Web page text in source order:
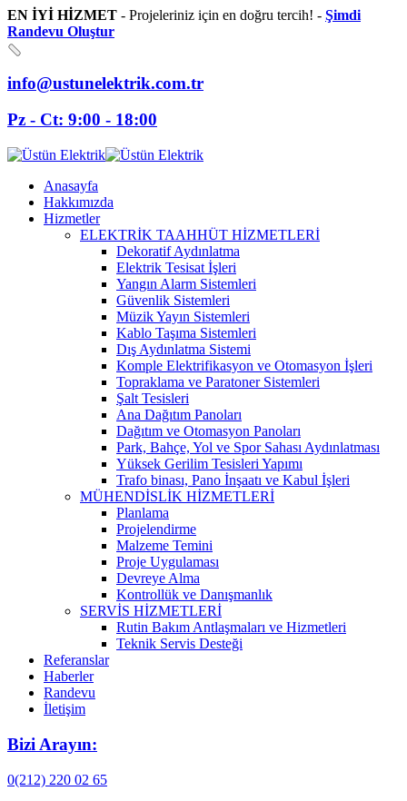
EN İYİ HİZMET - Projeleriniz için en doğru tercih! - Şimdi
Randevu Oluştur
info@ustunelektrik.com.tr
Pz - Ct: 9:00 - 18:00
Anasayfa
Hakkımızda
Hizmetler
ELEKTRİK TAAHHÜT HİZMETLERİ
Dekoratif Aydınlatma
Elektrik Tesisat İşleri
Yangın Alarm Sistemleri
Güvenlik Sistemleri
Müzik Yayın Sistemleri
Kablo Taşıma Sistemleri
Dış Aydınlatma Sistemi
Komple Elektrifikasyon ve Otomasyon İşleri
Topraklama ve Paratoner Sistemleri
Şalt Tesisleri
Ana Dağıtım Panoları
Dağıtım ve Otomasyon Panoları
Park, Bahçe, Yol ve Spor Sahası Aydınlatması
Yüksek Gerilim Tesisleri Yapımı
Trafo binası, Pano İnşaatı ve Kabul İşleri
MÜHENDİSLİK HİZMETLERİ
Planlama
Projelendirme
Malzeme Temini
Proje Uygulaması
Devreye Alma
Kontrollük ve Danışmanlık
SERVİS HİZMETLERİ
Rutin Bakım Antlaşmaları ve Hizmetleri
Teknik Servis Desteği
Referanslar
Haberler
Randevu
İletişim
Bizi Arayın:
0(212) 220 02 65